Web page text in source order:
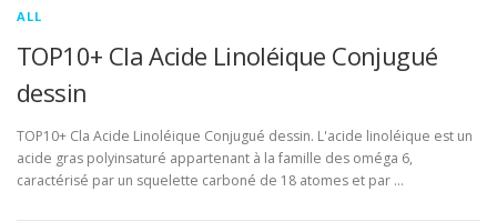
ALL
TOP10+ Cla Acide Linoléique Conjugué
dessin
TOP10+ Cla Acide Linoléique Conjugué dessin. L'acide linoléique est un
acide gras polyinsaturé appartenant à la famille des oméga 6,
caractérisé par un squelette carboné de 18 atomes et par …